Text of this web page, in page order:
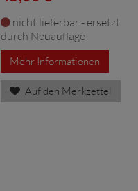
nicht lieferbar - ersetzt
durch Neuauflage
Mehr Informationen
Auf den Merkzettel